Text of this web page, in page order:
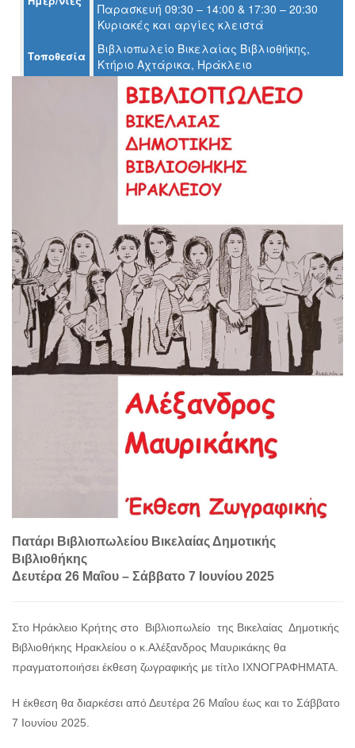
Παρασκευή 09:30 – 14:00 & 17:30 – 20:30
Κυριακές και αργίες κλειστά
Τοποθεσία
Βιβλιοπωλείο Βικελαίας Βιβλιοθήκης,
Κτήριο Αχτάρικα, Ηράκλειο
Πατάρι Βιβλιοπωλείου Βικελαίας Δημοτικής
Βιβλιοθήκης
Δευτέρα 26 Μαΐου – Σάββατο 7 Ιουνίου 2025
Στο Ηράκλειο Κρήτης στο Βιβλιοπωλείο της Βικελαίας Δημοτικής
Βιβλιοθήκης Ηρακλείου ο κ.Αλέξανδρος Μαυρικάκης θα
πραγματοποιήσει έκθεση ζωγραφικής με τίτλο ΙΧΝΟΓΡΑΦΗΜΑΤΑ.
Η έκθεση θα διαρκέσει από Δευτέρα 26 Μαΐου έως και το Σάββατο
7 Ιουνίου 2025.